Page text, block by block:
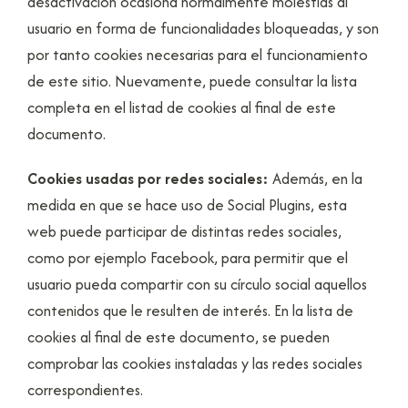
usuario en forma de funcionalidades bloqueadas, y son
por tanto cookies necesarias para el funcionamiento
de este sitio. Nuevamente, puede consultar la lista
completa en el listad de cookies al final de este
documento.
Cookies usadas por redes sociales: Además, en la
medida en que se hace uso de Social Plugins, esta
web puede participar de distintas redes sociales,
como por ejemplo Facebook, para permitir que el
usuario pueda compartir con su círculo social aquellos
contenidos que le resulten de interés. En la lista de
cookies al final de este documento, se pueden
comprobar las cookies instaladas y las redes sociales
correspondientes.